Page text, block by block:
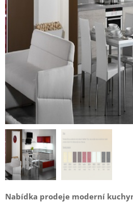
Nabídka prodeje moderní